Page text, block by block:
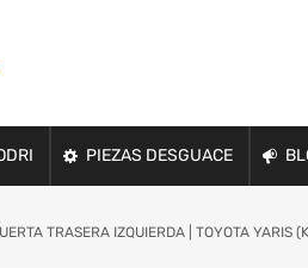
PIEZAS DESGUACE
TRASERA IZQUIERDA | TOYOTA